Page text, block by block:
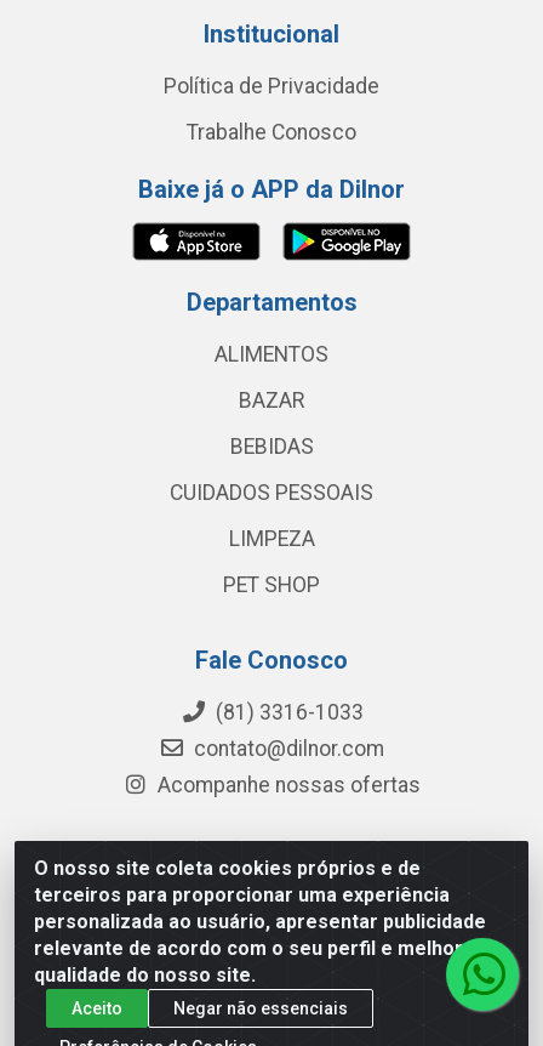
O nosso site coleta cookies próprios e de
terceiros para proporcionar uma experiência
personalizada ao usuário, apresentar publicidade
relevante de acordo com o seu perfil e melhorar a
qualidade do nosso site.
Aceito
Negar não essenciais
Institucional
Política de Privacidade
Trabalhe Conosco
Baixe já o APP da Dilnor
Departamentos
ALIMENTOS
BAZAR
BEBIDAS
CUIDADOS PESSOAIS
LIMPEZA
PET SHOP
Fale Conosco
(81) 3316-1033
contato@dilnor.com
Acompanhe nossas ofertas
Dilnor Distribuidora - Rua Professor Joaquim Cavalcanti,
975 - Iputinga - Recife/PE - CEP 50800-010 - CNPJ
04.054.534/0001-51